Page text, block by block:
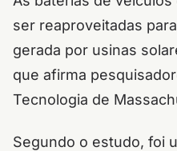
ser reaproveitadas
gerada por usinas
que afirma
Tecnologia de
Segundo o estudo, foi